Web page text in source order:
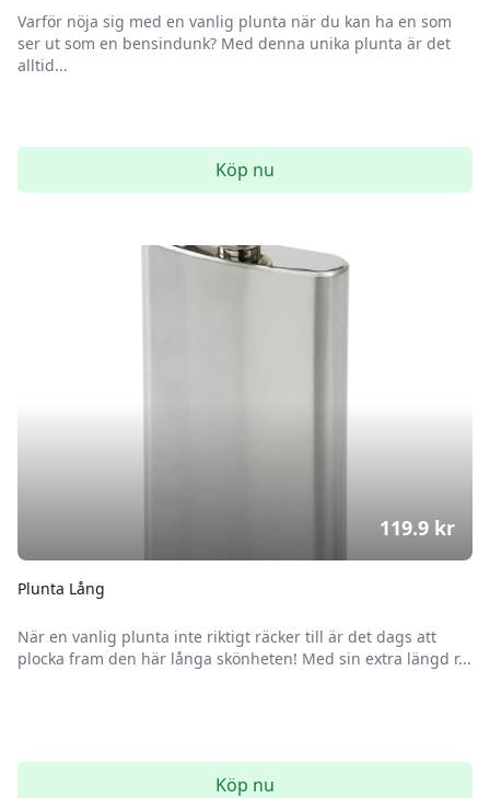
Varför nöja sig med en vanlig plunta när du kan ha en som
ser ut som en bensindunk? Med denna unika plunta är det
alltid...
Köp nu
Plunta Lång
När en vanlig plunta inte riktigt räcker till är det dags att
plocka fram den här långa skönheten! Med sin extra längd r...
119.9 kr
Köp nu